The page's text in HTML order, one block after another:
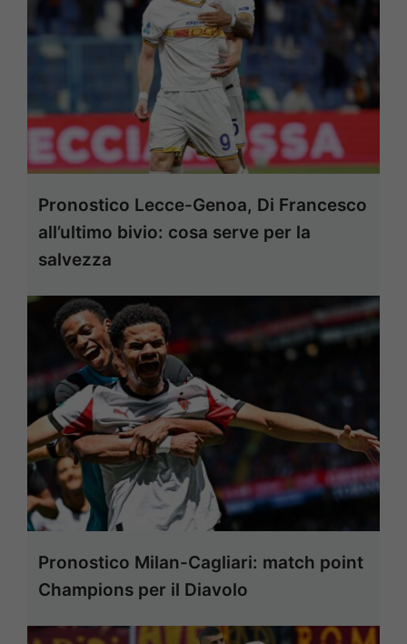
Pronostico Lecce-Genoa, Di Francesco
all’ultimo bivio: cosa serve per la
salvezza
Pronostico Milan-Cagliari: match point
Champions per il Diavolo